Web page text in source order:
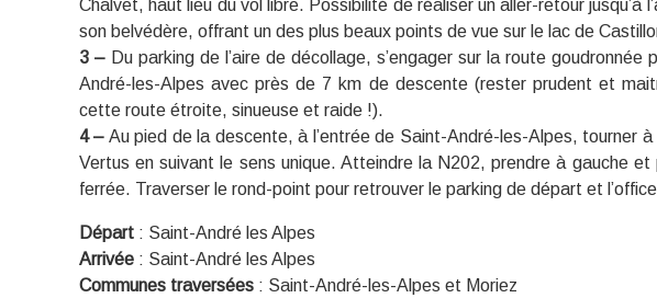
Chalvet, haut lieu du vol libre. Possibilité de réaliser un aller-retour jusqu’à
son belvédère, offrant un des plus beaux points de vue sur le lac de
3 – Du parking de l’aire de décollage, s’engager sur la route goudronnée
André-les-Alpes avec près de 7 km de descente (rester prudent et
cette route étroite, sinueuse et raide !).
4 – Au pied de la descente, à l’entrée de Saint-André-les-Alpes, tourner
Vertus en suivant le sens unique. Atteindre la N202, prendre à gauche et
ferrée. Traverser le rond-point pour retrouver le parking de départ et
Départ : Saint-André les Alpes
Arrivée : Saint-André les Alpes
Communes traversées : Saint-André-les-Alpes et Moriez